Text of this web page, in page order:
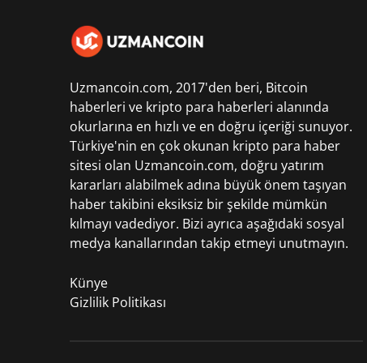
Uzmancoin.com, 2017'den beri, Bitcoin
haberleri ve kripto para haberleri alanında
okurlarına en hızlı ve en doğru içeriği sunuyor.
Türkiye'nin en çok okunan kripto para haber
sitesi olan Uzmancoin.com, doğru yatırım
kararları alabilmek adına büyük önem taşıyan
haber takibini eksiksiz bir şekilde mümkün
kılmayı vadediyor. Bizi ayrıca aşağıdaki sosyal
medya kanallarından takip etmeyi unutmayın.
Künye
Gizlilik Politikası